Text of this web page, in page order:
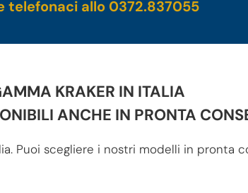
telefonaci allo 0372.837055
KRAKER IN ITALIA
ANCHE IN PRONTA
Puoi scegliere i nostri modelli in pronta